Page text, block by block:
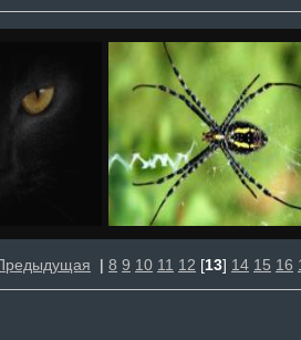
| 8 9 10 11 12 [13] 14 15 16